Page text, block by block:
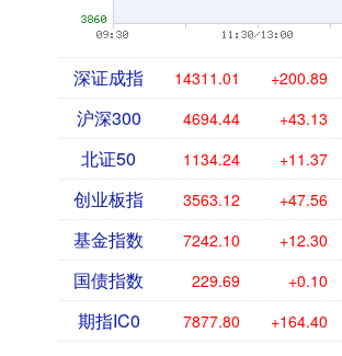
深证成指 14311.01 +200.89
沪深300 4694.44 +43.13
北证50 1134.24 +11.37
创业板指 3563.12 +47.56
基金指数 7242.10 +12.30
国债指数 229.69 +0.10
期指IC0 7877.80 +164.40